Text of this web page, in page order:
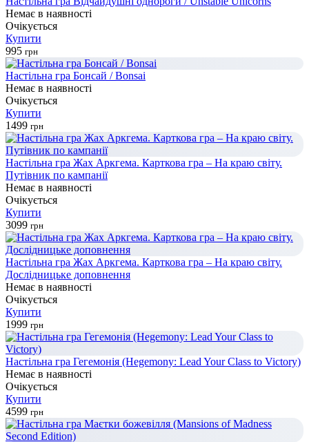
Немає в наявності
Очікується
Купити
995 грн
Настільна гра Бонсай / Bonsai
Немає в наявності
Очікується
Купити
1499 грн
Настільна гра Жах Аркгема. Карткова гра – На краю світу.
Путівник по кампанії
Немає в наявності
Очікується
Купити
3099 грн
Настільна гра Жах Аркгема. Карткова гра – На краю світу.
Дослідницьке доповнення
Немає в наявності
Очікується
Купити
1999 грн
Настільна гра Гегемонія (Hegemony: Lead Your Class to Victory)
Немає в наявності
Очікується
Купити
4599 грн